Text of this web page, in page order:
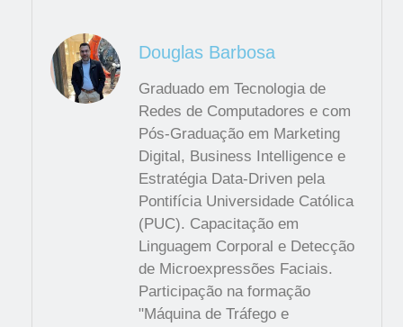
Douglas Barbosa
Graduado em Tecnologia de
Redes de Computadores e com
Pós-Graduação em Marketing
Digital, Business Intelligence e
Estratégia Data-Driven pela
Pontifícia Universidade Católica
(PUC). Capacitação em
Linguagem Corporal e Detecção
de Microexpressões Faciais.
Participação na formação
"Máquina de Tráfego e